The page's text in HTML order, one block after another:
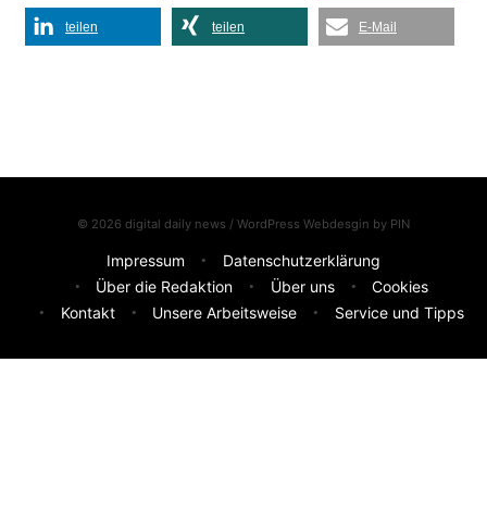
teilen teilen E-Mail
© 2026 digital daily news / WordPress Webdesgin by PIN
Impressum
Datenschutzerklärung
Über die Redaktion
Über uns
Cookies
Kontakt
Unsere Arbeitsweise Service und Tipps